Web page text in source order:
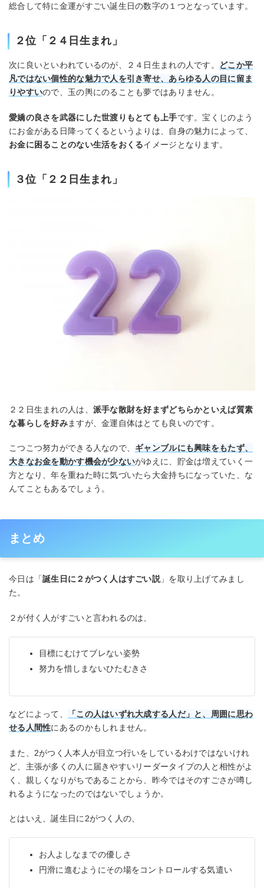
総合して特に金運がすごい誕生日の数字の１つとなっています。
２位「２４日生まれ」
次に良いといわれているのが、２４日生まれの人です。
どこか平
凡ではない個性的な魅力で人を引き寄せ、あらゆる人の目に留ま
りやすいので、玉の輿にのることも夢ではありません。
愛嬌の良さを武器にした世渡りもとても上手です。宝くじのよう
にお金がある日降ってくるというよりは、自身の魅力によって、
お金に困ることのない生活をおくるイメージとなります。
３位「２２日生まれ」
２２日生まれの人は、 派手な散財を好まずどちらかといえば質素
な暮らしを好みますが、金運自体はとても良いのです。
こつこつ努力ができる人なので、 ギャンブルにも興味をもたず、
大きなお金を動かす機会が少ないがゆえに、貯金は増えていく一
方となり、年を重ねた時に気づいたら大金持ちになっていた、な
んてこともあるでしょう。
まとめ
今日は「誕生日に２がつく人はすごい説」を取り上げてみまし
た。
２が付く人がすごいと言われるのは、
目標にむけてブレない姿勢
努力を惜しまないひたむきさ
などによって、
「この人はいずれ大成する人だ」と、周囲に思わ
せる人間性にあるのかもしれません。
また、2がつく人本人が目立つ行いをしているわけではないけれ
ど、主張が多くの人に届きやすいリーダータイプの人と相性がよ
く、親しくなりがちであることから、昨今ではそのすごさが噂し
れるようになったのではないでしょうか。
とはいえ、誕生日に2がつく人の、
お人よしなまでの優しさ
円滑に進むようにその場をコントロールする気遣い